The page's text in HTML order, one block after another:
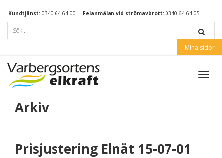
Kundtjänst: 0340-64 64 00 Felanmälan vid strömavbrott: 0340-64 64 05
Mina sidor
Arkiv
Prisjustering Elnät 15-07-01